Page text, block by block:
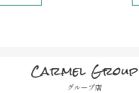
Carmel Group
グループ店